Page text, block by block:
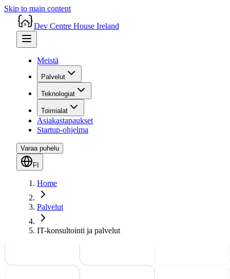
Skip to main content
Dev Centre House Ireland
Meistä
Palvelut
Teknologiat
Toimialat
Asiakastapaukset
Startup-ohjelma
Varaa puhelu
FI
Home
Palvelut
IT-konsultointi ja palvelut